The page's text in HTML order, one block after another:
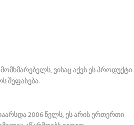
ვისაც აქვს ეს პროდუქტი
შეფასება.
2006 წელს,ეს არის ერთერთი